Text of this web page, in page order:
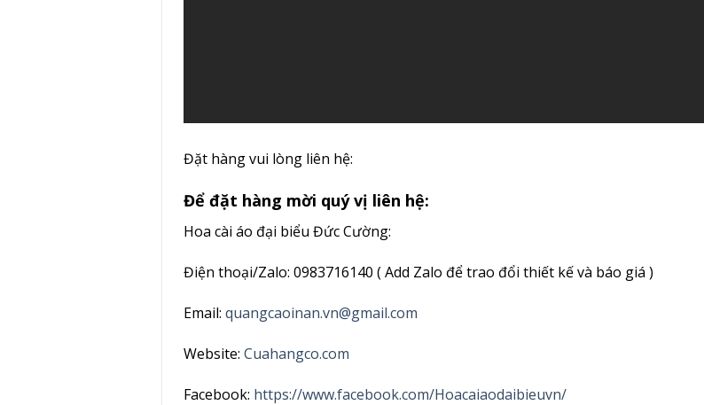
Đặt hàng vui lòng liên hệ:
Để đặt hàng mời quý vị liên hệ:
Hoa cài áo đại biểu Đức Cường:
Điện thoại/Zalo: 0983716140 ( Add Zalo để trao đổi thiết kế và báo giá )
Email: quangcaoinan.vn@gmail.com
Website: Cuahangco.com
Facebook: https://www.facebook.com/Hoacaiaodaibieuvn/